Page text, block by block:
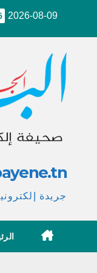
2026-08-09
جريدة